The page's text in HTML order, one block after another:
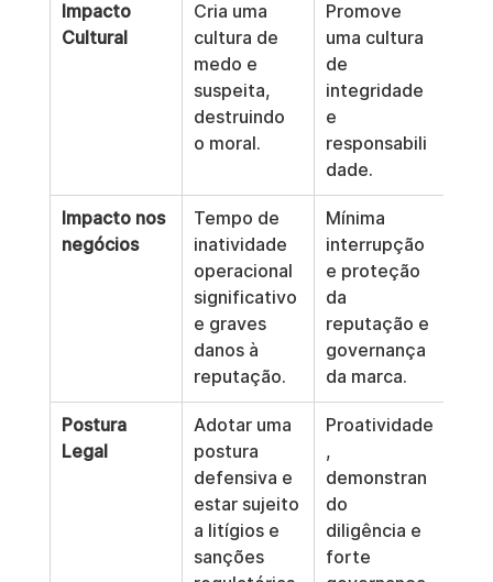
Impacto
Cultural
Cria uma
cultura de
medo e
suspeita,
destruindo
o moral.
Promove
uma cultura
de
integridade
e
responsabili
dade.
Impacto nos
negócios
Tempo de
inatividade
operacional
significativo
e graves
danos à
reputação.
Mínima
interrupção
e proteção
da
reputação e
governança
da marca.
Postura
Legal
Adotar uma
postura
defensiva e
estar sujeito
a litígios e
sanções
Proatividade
,
demonstran
do
diligência e
forte